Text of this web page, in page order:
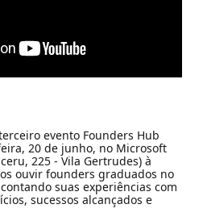
evento Founders Hub
20 de junho, no Microsoft
225 - Vila Gertrudes) à
ouvir founders graduados no
suas experiências com
sucessos alcançados e